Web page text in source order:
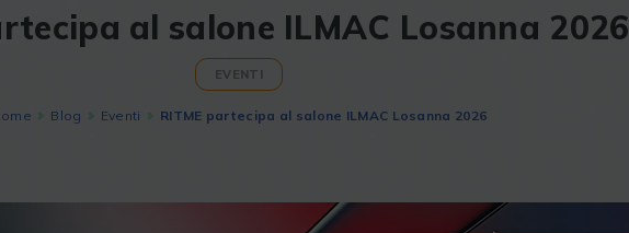
al salone ILMAC Losanna 2026
EVENTI
Blog Eventi RITME partecipa al salone ILMAC Losanna 2026